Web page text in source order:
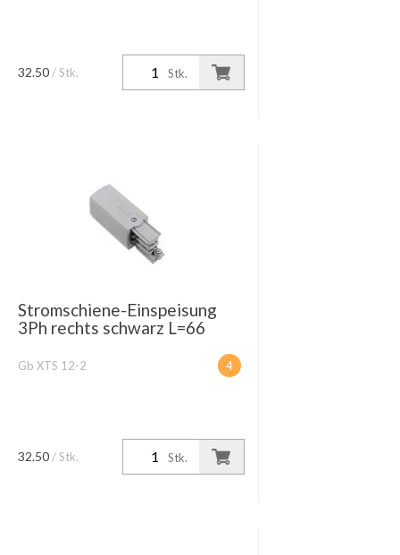
Stk.
32.50/ Stk.
Stromschiene-Einspeisung
3Ph rechts schwarz L=66
4
Gb XTS 12-2
Stk.
32.50/ Stk.